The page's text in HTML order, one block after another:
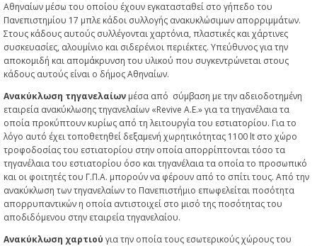
Αθηναίων μέσω του οποίου έχουν εγκατασταθεί στο γήπεδο του
Πανεπιστημίου 17 μπλε κάδοι συλλογής ανακυκλώσιμων απορριμμάτων.
Στους κάδους αυτούς συλλέγονται χαρτόνια, πλαστικές και χάρτινες
συσκευασίες, αλουμίνιο και σιδερένιοι περιέκτες. Υπεύθυνος για την
αποκομιδή και απομάκρυνση του υλικού που συγκεντρώνεται στους
κάδους αυτούς είναι ο δήμος Αθηναίων.
Ανακύκλωση τηγανελαίων μέσα από σύμβαση με την αδειοδοτημένη
εταιρεία ανακύκλωσης τηγανελαίων «Revive A.E.» για τα τηγανέλαια τα
οποία προκύπτουν κυρίως από τη λειτουργία του εστιατορίου. Για το
λόγο αυτό έχει τοποθετηθεί δεξαμενή χωρητικότητας 1100 lt στο χώρο
τροφοδοσίας του εστιατορίου στην οποία απορρίπτονται τόσο τα
τηγανέλαια του εστιατορίου όσο και τηγανέλαια τα οποία το προσωπικό
και οι φοιτητές του Γ.Π.Α. μπορούν να φέρουν από το σπίτι τους. Από την
ανακύκλωση των τηγανελαίων το Πανεπιστήμιο επωφελείται ποσότητα
απορρυπαντικών η οποία αντιστοιχεί στο μισό της ποσότητας του
αποδιδόμενου στην εταιρεία τηγανελαίου.
Ανακύκλωση χαρτιού για την οποία τους εσωτερικούς χώρους του